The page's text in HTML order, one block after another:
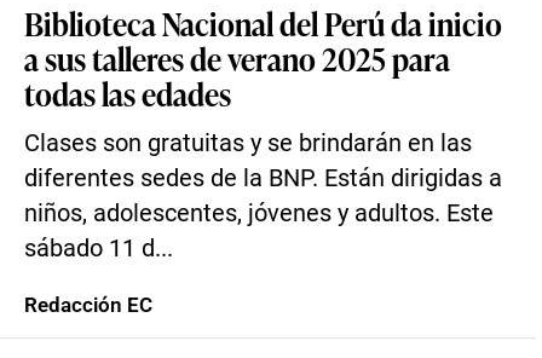
Biblioteca Nacional del Perú da inicio
a sus talleres de verano 2025 para
todas las edades
Clases son gratuitas y se brindarán en las
diferentes sedes de la BNP. Están dirigidas a
niños, adolescentes, jóvenes y adultos. Este
sábado 11 d...
Redacción EC